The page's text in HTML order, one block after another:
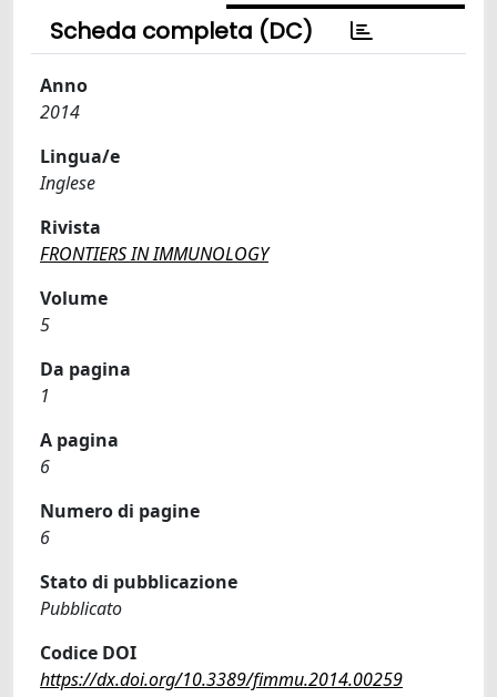
Scheda completa (DC)
Anno
2014
Lingua/e
Inglese
Rivista
FRONTIERS IN IMMUNOLOGY
Volume
5
Da pagina
1
A pagina
6
Numero di pagine
6
Stato di pubblicazione
Pubblicato
Codice DOI
https://dx.doi.org/10.3389/fimmu.2014.00259